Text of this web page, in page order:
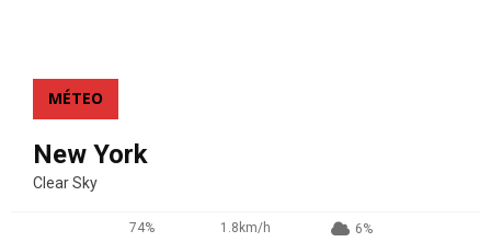
MÉTEO
New York
Clear Sky
74% 1.8km/h 6%